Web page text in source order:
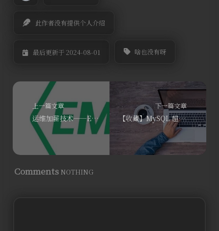
此作者没有提供个人介绍
最后更新于 2024-08-01 啥也没有呀
上一篇文章
运维加薪技术——EMQX
下一篇文章
【收藏】MySQL 超全优化清单（可执行系列）
Comments NOTHING